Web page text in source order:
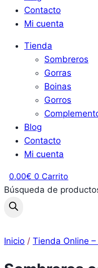
Contacto
Mi cuenta
Tienda
Sombreros
Gorras
Boinas
Gorros
Blog
Contacto
Mi cuenta
0,00€ 0 Carrito
Búsqueda de
Inicio / Tienda Online